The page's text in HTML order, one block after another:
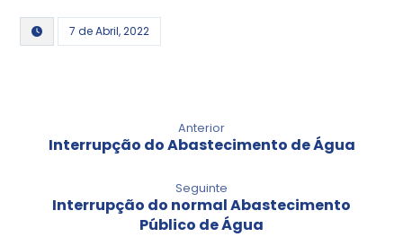
7 de Abril, 2022
Anterior
Interrupção do Abastecimento de Água
Seguinte
Interrupção do normal Abastecimento
Público de Água